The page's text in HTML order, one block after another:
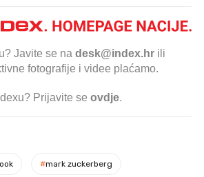
Javite se na desk@index.hr ili
fotografije i videe plaćamo.
Prijavite se ovdje.
#mark zuckerberg